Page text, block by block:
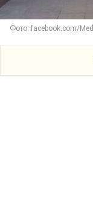
Фото: facebook.com/